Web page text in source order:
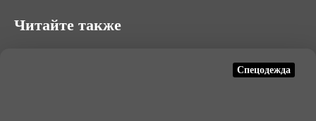
Читайте также
Спецодежда